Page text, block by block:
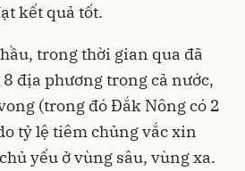
kết quả tốt.
trong thời gian qua đã
địa phương trong cả nước,
(trong đó Đắk Nông có 2
tỷ lệ tiêm chủng vắc xin
yếu ở vùng sâu, vùng xa.